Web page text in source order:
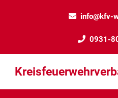
info@kfv-
0931-